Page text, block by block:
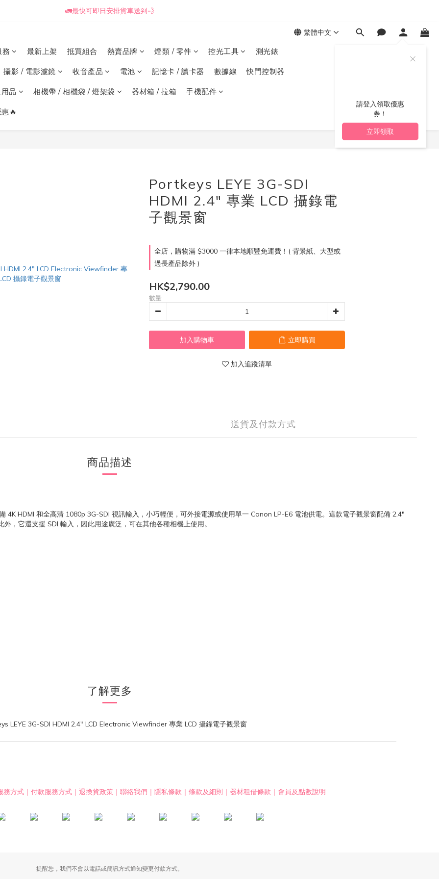
📒🖋️報價單 / 採購表格🖋️📒
🚛最快可即日安排貨車送到💨
繁體中文
請登入領取優惠
券！
立即領取
最新上架 抵買組合 熱賣品牌 燈類 / 零件 控光工具 測光錶
攝影 / 電影濾鏡 收音產品 電池 記憶卡 / 讀卡器 數據線 快門控制器
品 相機帶 / 相機袋 / 燈架袋 器材箱 / 拉箱 手機配件
🔥
Portkeys LEYE 3G-SDI
HDMI 2.4" 專業 LCD 攝錄電
子觀景窗
全店，購物滿 $3000 一律本地順豐免運費！( 背景紙、大型或
過長產品除外 )
HK$2,790.00
數量
加入購物車 立即購買
加入追蹤清單
送貨及付款方式
商品描述
4K HDMI 和全高清 1080p 3G-SDI 視訊輸入，小巧輕便，可外接電源或使用單一 Canon LP-E6 電池供電。這款電子觀景窗配備 2.4"
，它還支援 SDI 輸入，因此用途廣泛，可在其他各種相機上使用。
了解更多
立即購買
務方式 ｜ 付款服務方式 ｜ 退換貨政策 ｜ 聯絡我們 ｜ 隱私條款 ｜ 條款及細則 ｜ 器材租借條款 ｜ 會員及點數說明
提醒您，我們不會以電話或簡訊方式通知變更付款方式。